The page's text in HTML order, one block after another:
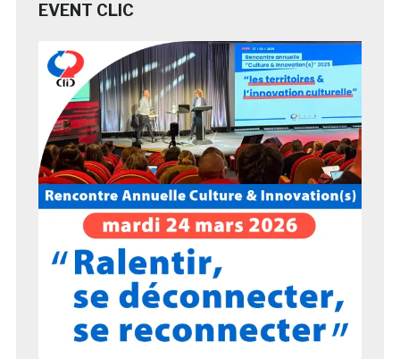
EVENT CLIC